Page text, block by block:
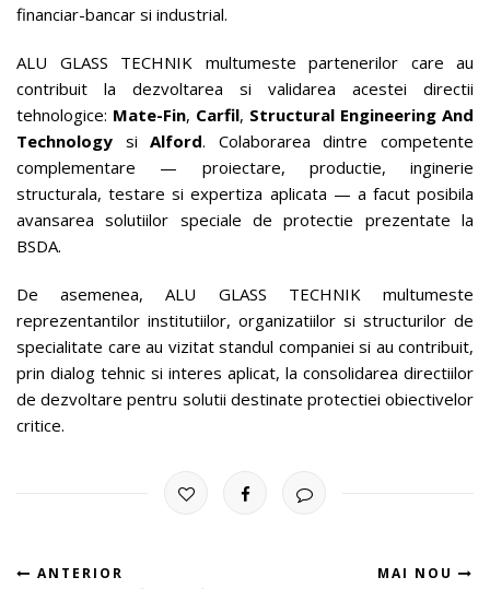
financiar-bancar si industrial.
ALU GLASS TECHNIK multumeste partenerilor care au
contribuit la dezvoltarea si validarea acestei directii
tehnologice: Mate-Fin, Carfil, Structural Engineering And
Technology siAlford. Colaborarea dintre competente
complementare — proiectare, productie, inginerie
structurala, testare si expertiza aplicata — a facut posibila
avansarea solutiilor speciale de protectie prezentate la
BSDA.
De asemenea, ALU GLASS TECHNIK multumeste
reprezentantilor institutiilor, organizatiilor si structurilor de
specialitate care au vizitat standul companiei si au contribuit,
prin dialog tehnic si interes aplicat, la consolidarea directiilor
de dezvoltare pentru solutii destinate protectiei obiectivelor
critice.
ANTERIOR MAI NOU